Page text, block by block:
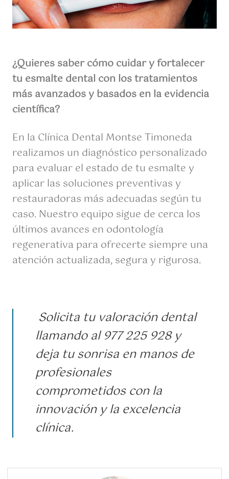
¿Quieres saber cómo cuidar y fortalecer
tu esmalte dental con los tratamientos
más avanzados y basados en la evidencia
científica?
En la Clínica Dental Montse Timoneda
realizamos un diagnóstico personalizado
para evaluar el estado de tu esmalte y
aplicar las soluciones preventivas y
restauradoras más adecuadas según tu
caso. Nuestro equipo sigue de cerca los
últimos avances en odontología
regenerativa para ofrecerte siempre una
atención actualizada, segura y rigurosa.
Solicita tu valoración dental
llamando al 977 225 928 y
deja tu sonrisa en manos de
profesionales
comprometidos con la
innovación y la excelencia
clínica.